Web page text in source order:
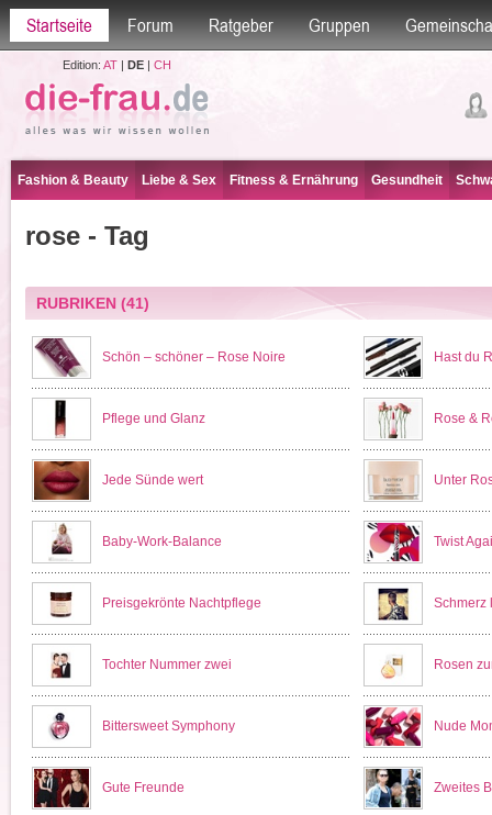
Startseite Forum Ratgeber Gruppen
Edition: AT| DE| CH
Fashion & Beauty Liebe & Sex Fitness & Ernährung Gesundheit
rose - Tag
RUBRIKEN(41)
Schön – schöner – Rose Noire Hast du
Pflege und Glanz Rose &
Jede Sünde wert Unter
Baby-Work-Balance Twist
Preisgekrönte Nachtpflege Schmerz
Tochter Nummer zwei Rosen
Bittersweet Symphony Nude
Gute Freunde Zweites